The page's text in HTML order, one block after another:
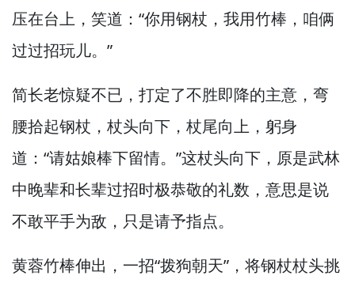
压在台上， 笑道：“你用钢杖， 我用竹棒， 咱俩
过过招玩儿。”
简长老惊疑不已， 打定了不胜即降的主意， 弯
腰拾起钢杖， 杖头向下， 杖尾向上， 躬身
道：“请姑娘棒下留情。”这杖头向下， 原是武林
中晚辈和长辈过招时极恭敬的礼数， 意思是说
不敢平手为敌， 只是请予指点。
黄蓉竹棒伸出， 一招“拨狗朝天”， 将钢杖杖头挑